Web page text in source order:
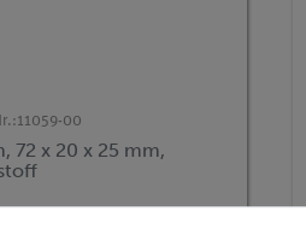
11059-00
72 x 20 x 25 mm,